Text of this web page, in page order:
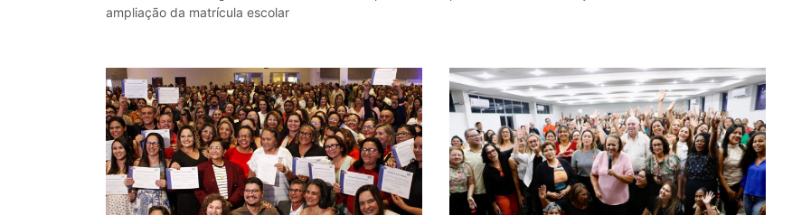
ampliação da matrícula escolar